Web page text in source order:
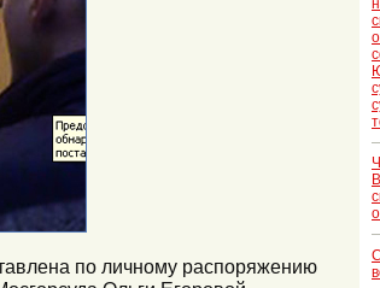
по личному распоряжению